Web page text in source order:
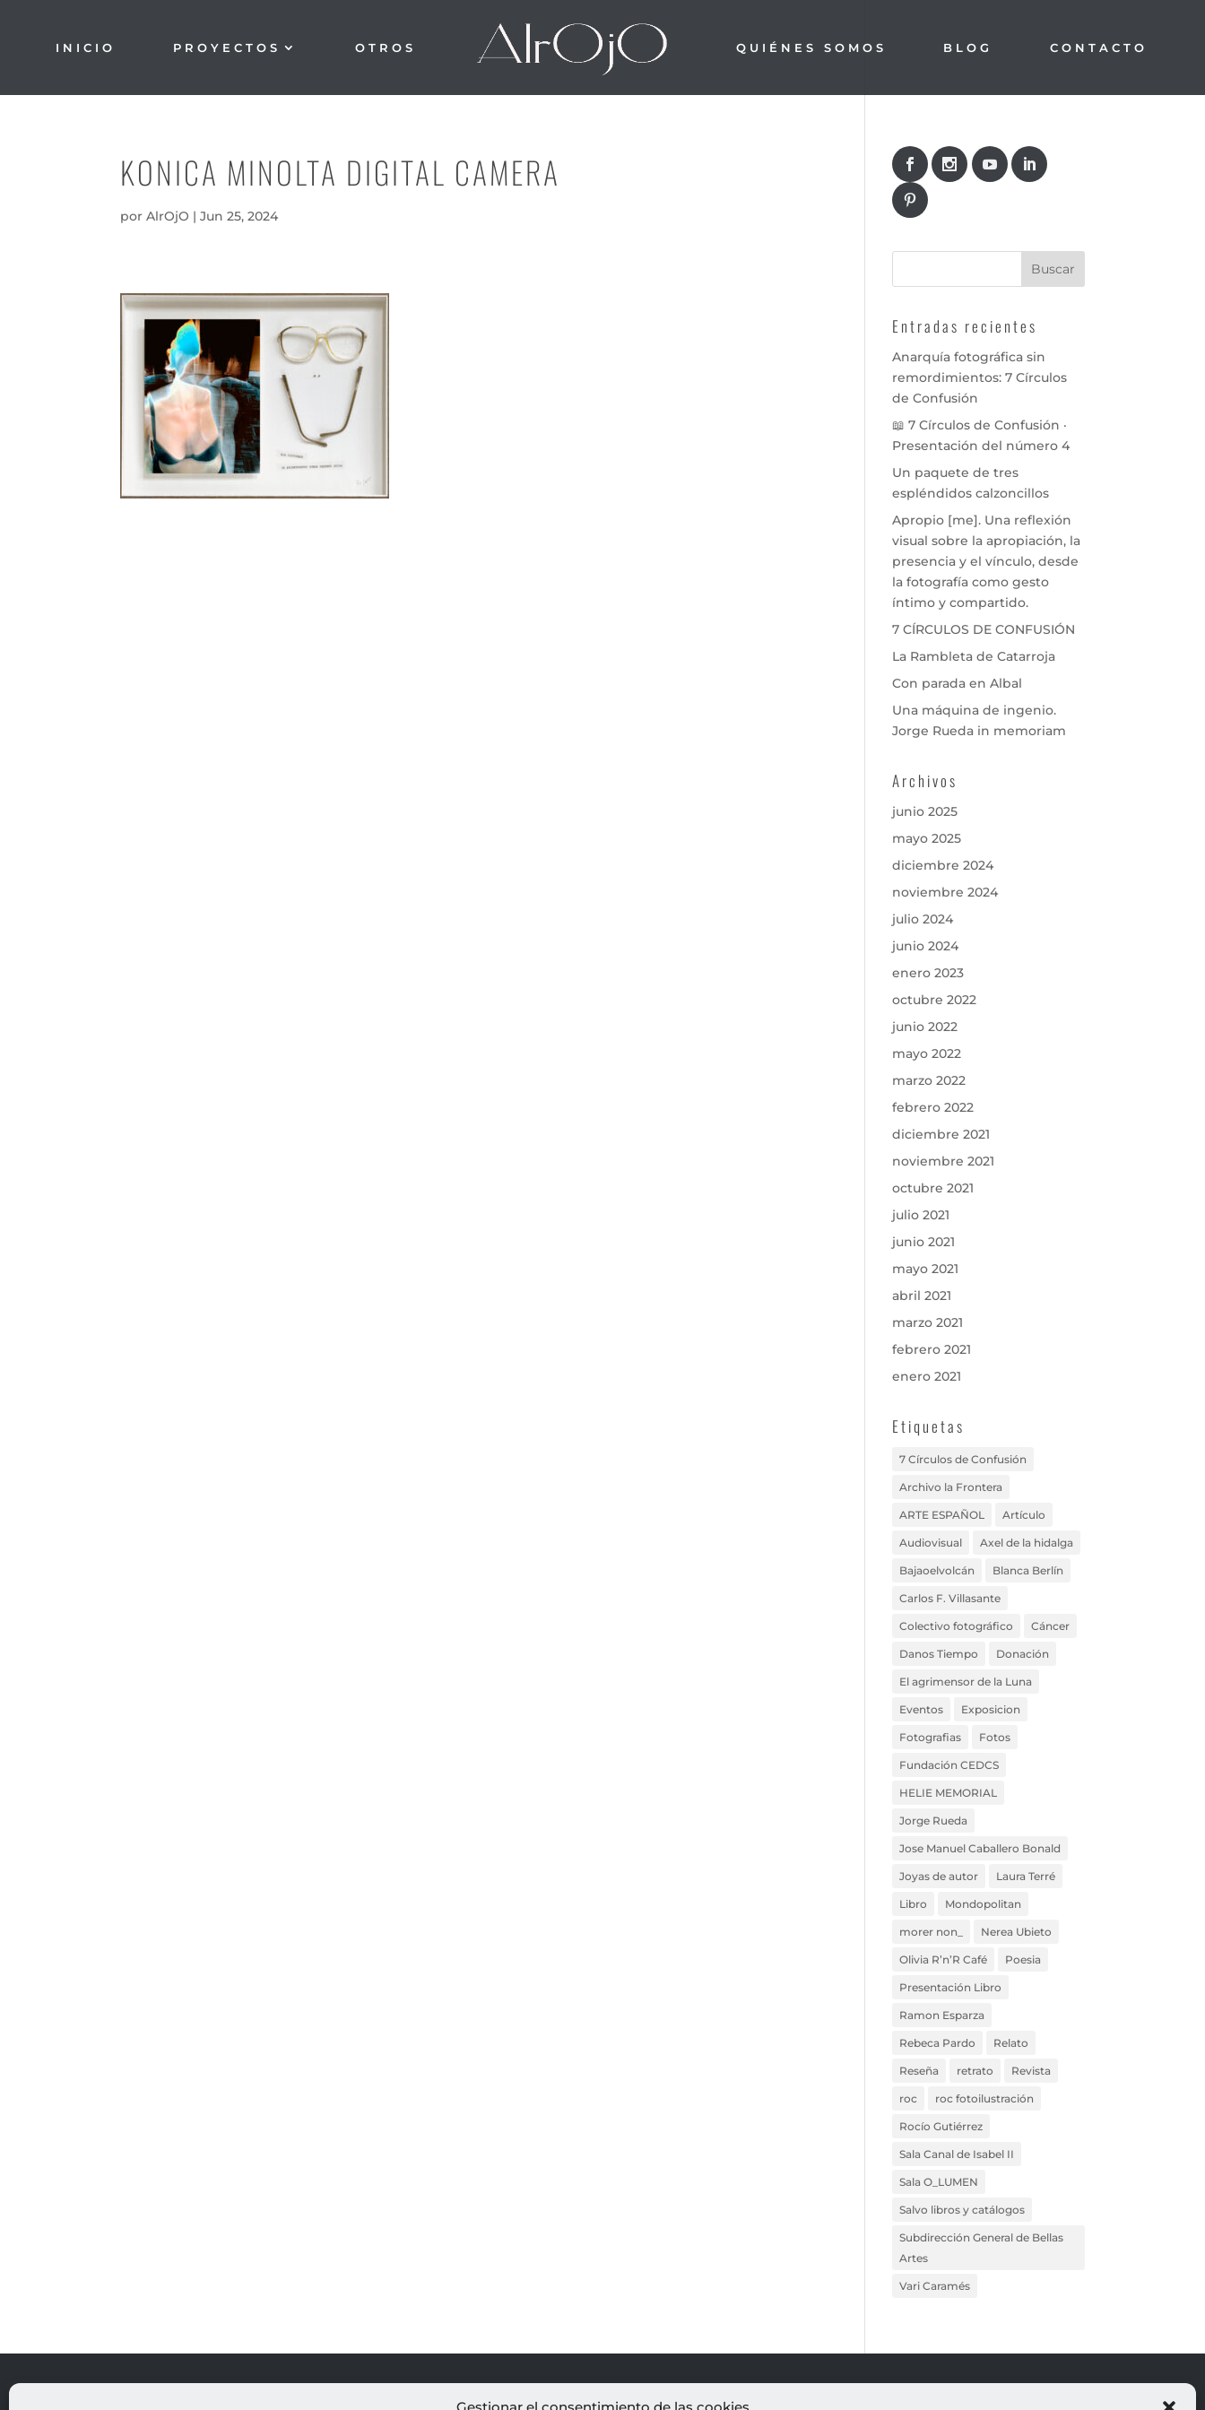
INICIO PROYECTOS OTROS QUIÉNES SOMOS BLOG CONTACTO
KONICA MINOLTA DIGITAL CAMERA
porAlrOjO |Jun 25, 2024
Entradas recientes
Anarquía fotográfica sin
remordimientos: 7 Círculos
de Confusión
📖 7 Círculos de Confusión ·
Presentación del número 4
Un paquete de tres
espléndidos calzoncillos
Apropio [me]. Una reflexión
visual sobre la apropiación, la
presencia y el vínculo, desde
la fotografía como gesto
íntimo y compartido.
7 CÍRCULOS DE CONFUSIÓN
La Rambleta de Catarroja
Con parada en Albal
Una máquina de ingenio.
Jorge Rueda in memoriam
Archivos
junio 2025
mayo 2025
diciembre 2024
noviembre 2024
julio 2024
junio 2024
enero 2023
octubre 2022
junio 2022
mayo 2022
marzo 2022
febrero 2022
diciembre 2021
noviembre 2021
octubre 2021
julio 2021
junio 2021
mayo 2021
abril 2021
marzo 2021
febrero 2021
enero 2021
Etiquetas
7 Círculos de Confusión
Archivo la Frontera
ARTE ESPAÑOL Artículo
Audiovisual Axel de la hidalga
Bajaoelvolcán Blanca Berlín
Carlos F. Villasante
Colectivo fotográfico Cáncer
Danos Tiempo Donación
El agrimensor de la Luna
Eventos Exposicion
Fotografias Fotos
Fundación CEDCS
HELIE MEMORIAL
Jorge Rueda
Jose Manuel Caballero Bonald
Joyas de autor Laura Terré
Libro Mondopolitan
morer non_ Nerea Ubieto
Olivia R’n’R Café Poesia
Presentación Libro
Ramon Esparza
Rebeca Pardo Relato
Reseña retrato Revista
roc roc fotoilustración
Rocío Gutiérrez
Sala Canal de Isabel II
Sala O_LUMEN
Salvo libros y catálogos
Subdirección General de Bellas
Artes
Vari Caramés
PROYECTOS